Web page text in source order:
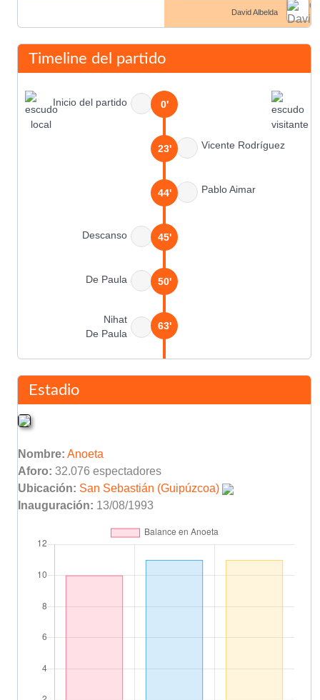
David Albelda
Timeline del partido
Inicio del partido 0'
Vicente Rodríguez
23'
Pablo Aimar
44'
Descanso 45'
De Paula 50'
Nihat
De Paula
63'
Aranburu
Alkiza
78'
Estadio
Nombre: Anoeta
Aforo: 32.076 espectadores
Ubicación: San Sebastián (Guipúzcoa)
Inauguración: 13/08/1993